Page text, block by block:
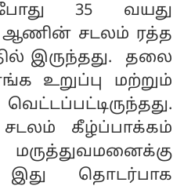
35 வயது
ஆணின் சடலம் ரத்த
இருந்தது. தலை
உறுப்பு மற்றும்
கீழ்ப்பாக்கம்
இது தொடர்பாக